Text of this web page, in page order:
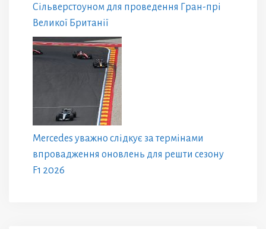
Сільверстоуном для проведення Гран-прі
Великої Британії
Mercedes уважно слідкує за термінами
впровадження оновлень для решти сезону
F1 2026